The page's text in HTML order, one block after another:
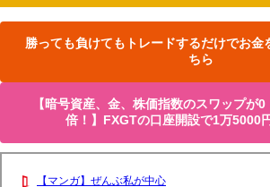
勝っても負けてもトレードするだけでお金
ちら
【暗号資産、金、株価指数のスワップが
倍！】FXGTの口座開設で1万5000